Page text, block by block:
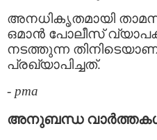
അനധികൃതമായി
ഒമാന്‍ പോലീസ്
നടത്തുന്ന
പ്രഖ്യാപിച്ചത്.
- pma
അനുബന്ധ